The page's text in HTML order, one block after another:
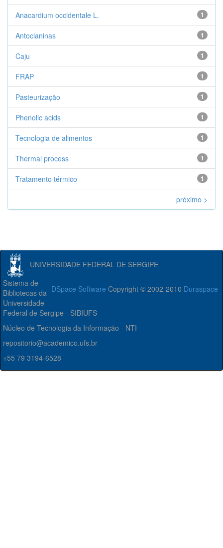
1
Anacardium occidentale L.
1
Antocianinas
1
Caju
1
FRAP
1
Pasteurização
1
Phenolic acids
1
Tecnologia de alimentos
1
Thermal process
1
Tratamento térmico
próximo >
UNIVERSIDADE FEDERAL DE SERGIPE
DSpace Software Copyright © 2002-2010 Duraspace
Sistema de
Bibliotecas da
Universidade
Federal de Sergipe - SIBIUFS
Núcleo de Tecnologia da Informação - NTI
repositorio@academico.ufs.br
+55 79 3194-6528